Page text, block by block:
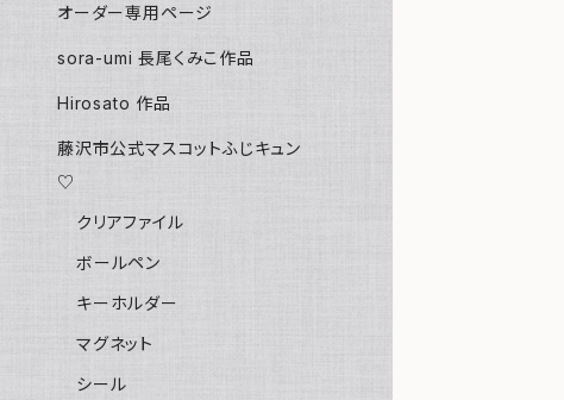
オーダー専用ページ
sora-umi 長尾くみこ作品
Hirosato 作品
藤沢市公式マスコットふじキュン
♡
クリアファイル
ボールペン
キーホルダー
マグネット
シール